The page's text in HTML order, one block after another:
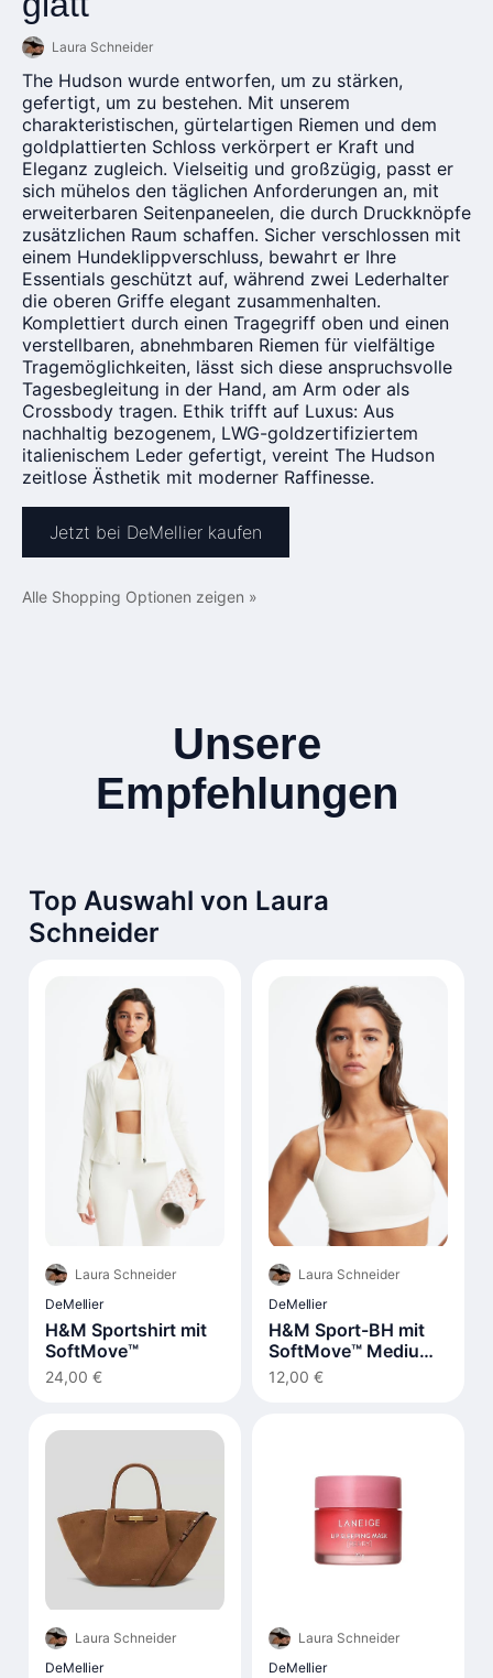
Laura Schneider
The Hudson wurde entworfen, um zu stärken,
gefertigt, um zu bestehen. Mit unserem
charakteristischen, gürtelartigen Riemen und dem
goldplattierten Schloss verkörpert er Kraft und
Eleganz zugleich. Vielseitig und großzügig, passt er
sich mühelos den täglichen Anforderungen an, mit
erweiterbaren Seitenpaneelen, die durch Druckknöpfe
zusätzlichen Raum schaffen. Sicher verschlossen mit
einem Hundeklippverschluss, bewahrt er Ihre
Essentials geschützt auf, während zwei Lederhalter
die oberen Griffe elegant zusammenhalten.
Komplettiert durch einen Tragegriff oben und einen
verstellbaren, abnehmbaren Riemen für vielfältige
Tragemöglichkeiten, lässt sich diese anspruchsvolle
Tagesbegleitung in der Hand, am Arm oder als
Crossbody tragen. Ethik trifft auf Luxus: Aus
nachhaltig bezogenem, LWG-goldzertifiziertem
italienischem Leder gefertigt, vereint The Hudson
zeitlose Ästhetik mit moderner Raffinesse.
Jetzt bei DeMellier kaufen
Alle Shopping Optionen zeigen »
Unsere
Empfehlungen
Top Auswahl von Laura
Schneider
Laura Schneider
DeMellier
H&M Sportshirt mit
SoftMove™
24,00 €
Laura Schneider
DeMellier
H&M Sport-BH mit
SoftMove™ Medium
Support
12,00 €
Laura Schneider
DeMellier
Laura Schneider
DeMellier